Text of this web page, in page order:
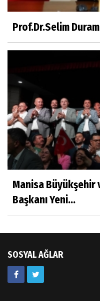
Millî
Sıracettin
Çalıkuşu
Dr.Tuğçe
Aşı: Toplum
Hatice
Av.Ahmet
Prof.Dr.Selim
Manisa Büyükşehir
Başkanı Yeni...
SOSYAL AĞLAR